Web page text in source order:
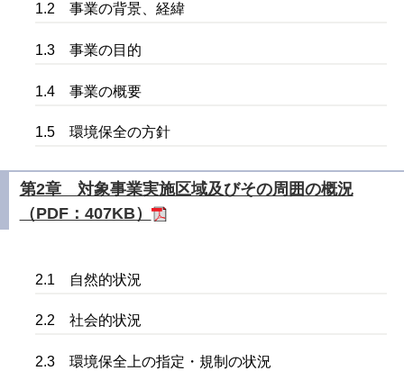
1.2 事業の背景、経緯
1.3 事業の目的
1.4 事業の概要
1.5 環境保全の方針
第2章 対象事業実施区域及びその周囲の概況
（PDF：407KB）
2.1 自然的状況
2.2 社会的状況
2.3 環境保全上の指定・規制の状況